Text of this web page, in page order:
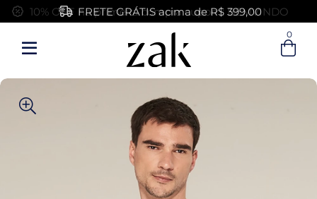
FRETE GRÁTIS acima de R$ 399,00
0